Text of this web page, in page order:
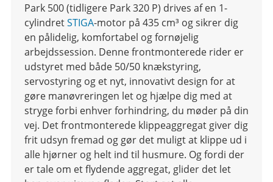
Park 500 (tidligere Park 320 P) drives af en 1-
cylindretSTIGA-motor på 435 cm³ og sikrer dig
en pålidelig, komfortabel og fornøjelig
arbejdssession. Denne frontmonterede rider er
udstyret med både 50/50 knækstyring,
servostyring og et nyt, innovativt design for at
gøre manøvreringen let og hjælpe dig med at
stryge forbi enhver forhindring, du møder på din
vej. Det frontmonterede klippeaggregat giver dig
frit udsyn fremad og gør det muligt at klippe ud i
alle hjørner og helt ind til husmure. Og fordi der
er tale om et flydende aggregat, glider det let